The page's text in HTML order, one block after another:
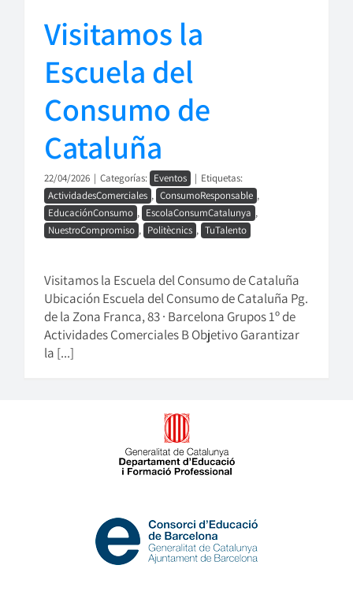
Visitamos la
Escuela del
Consumo de
Cataluña
22/04/2026 | Categorías: Eventos | Etiquetas:
ActividadesComerciales , ConsumoResponsable ,
EducaciónConsumo , EscolaConsumCatalunya ,
NuestroCompromiso , Politècnics , TuTalento
Visitamos la Escuela del Consumo de Cataluña
Ubicación Escuela del Consumo de Cataluña Pg.
de la Zona Franca, 83 · Barcelona Grupos 1º de
Actividades Comerciales B Objetivo Garantizar
la [...]